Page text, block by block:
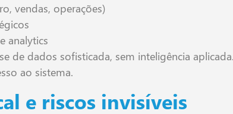
vendas, operações)
analytics
de dados sofisticada, sem inteligência
ao sistema.
e riscos invisíveis